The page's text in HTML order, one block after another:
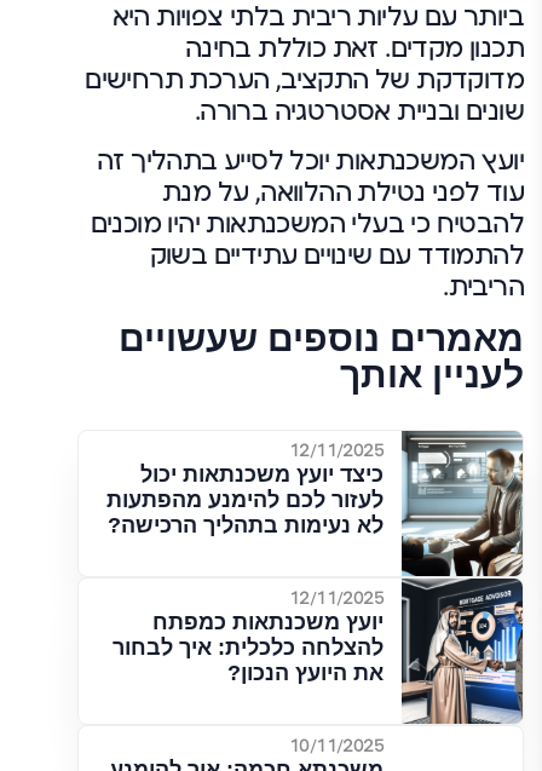
ביותר עם עליות ריבית בלתי צפויות היא
תכנון מקדים. זאת כוללת בחינה
מדוקדקת של התקציב, הערכת תרחישים
שונים ובניית אסטרטגיה ברורה.
יועץ המשכנתאות יוכל לסייע בתהליך זה
עוד לפני נטילת ההלוואה, על מנת
להבטיח כי בעלי המשכנתאות יהיו מוכנים
להתמודד עם שינויים עתידיים בשוק
הריבית.
מאמרים נוספים שעשויים
לעניין אותך
12/11/2025
כיצד יועץ משכנתאות יכול
לעזור לכם להימנע מהפתעות
לא נעימות בתהליך הרכישה?
12/11/2025
יועץ משכנתאות כמפתח
להצלחה כלכלית: איך לבחור
את היועץ הנכון?
10/11/2025